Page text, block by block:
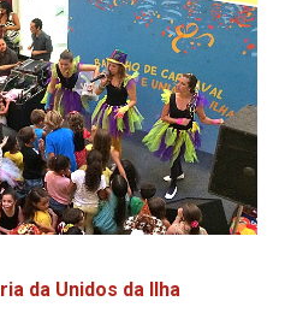
da Unidos da Ilha